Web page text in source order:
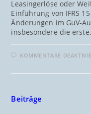
Leasingerlöse oder
Einführung von IFRS
Änderungen im GuV-
insbesondere die
KOMMENTARE
Beiträge